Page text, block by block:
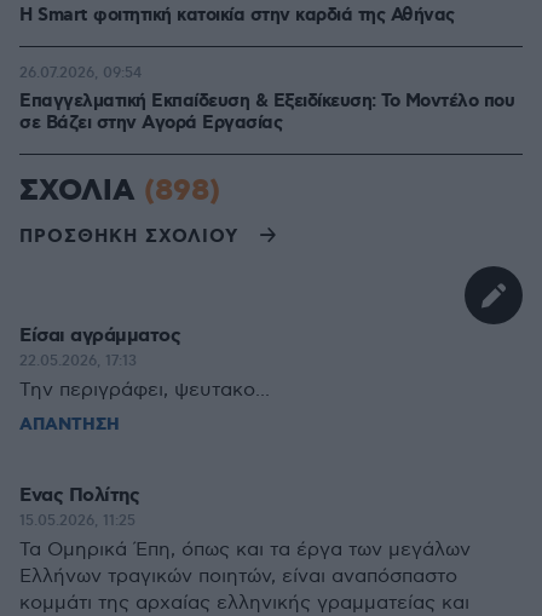
Η Smart φοιτητική κατοικία στην καρδιά της Αθήνας
Επαγγελματική Εκπαίδευση & Εξειδίκευση: Το Mοντέλο που
σε Bάζει στην Aγορά Eργασίας
26.07.2026, 09:54
ΣΧΟΛΙΑ (898)
ΠΡΟΣΘΗΚΗ ΣΧΟΛΙΟΥ
Είσαι αγράμματος
22.05.2026, 17:13
Την περιγράφει, ψευτακο...
ΑΠΑΝΤΗΣΗ
Ενας Πολίτης
15.05.2026, 11:25
Τα Ομηρικά Έπη, όπως και τα έργα των μεγάλων
Ελλήνων τραγικών ποιητών, είναι αναπόσπαστο
κομμάτι της αρχαίας ελληνικής γραμματείας και